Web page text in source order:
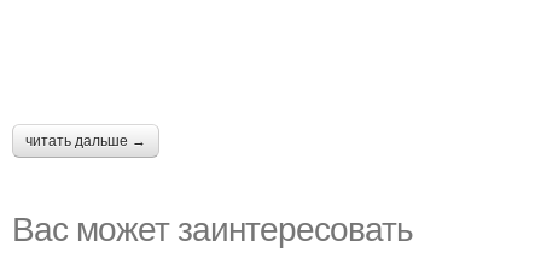
читать дальше →
Вас может заинтересовать